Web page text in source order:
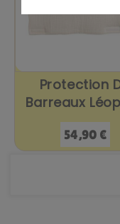
Protection
Barreaux
Prix
54,90 €